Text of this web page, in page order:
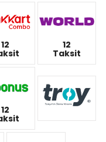
12 12
Taksit
12